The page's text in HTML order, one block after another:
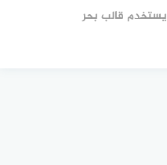
يستخدم قالب بحر